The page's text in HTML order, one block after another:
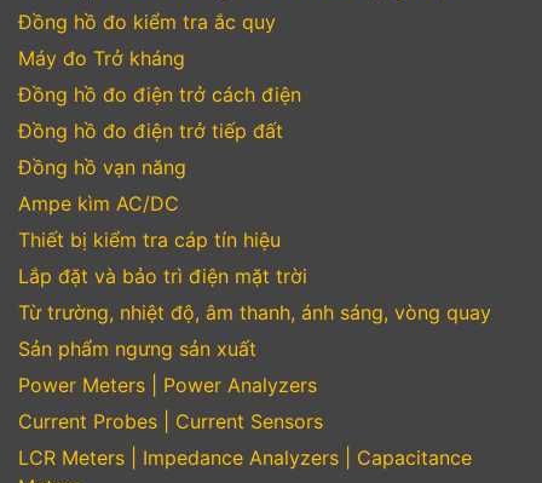
Đồng hồ đo kiểm tra ắc quy
Máy đo Trở kháng
Đồng hồ đo điện trở cách điện
Đồng hồ đo điện trở tiếp đất
Đồng hồ vạn năng
Ampe kìm AC/DC
Thiết bị kiểm tra cáp tín hiệu
Lắp đặt và bảo trì điện mặt trời
Từ trường, nhiệt độ, âm thanh, ánh sáng, vòng quay
Sản phẩm ngưng sản xuất
Power Meters | Power Analyzers
Current Probes | Current Sensors
LCR Meters | Impedance Analyzers | Capacitance